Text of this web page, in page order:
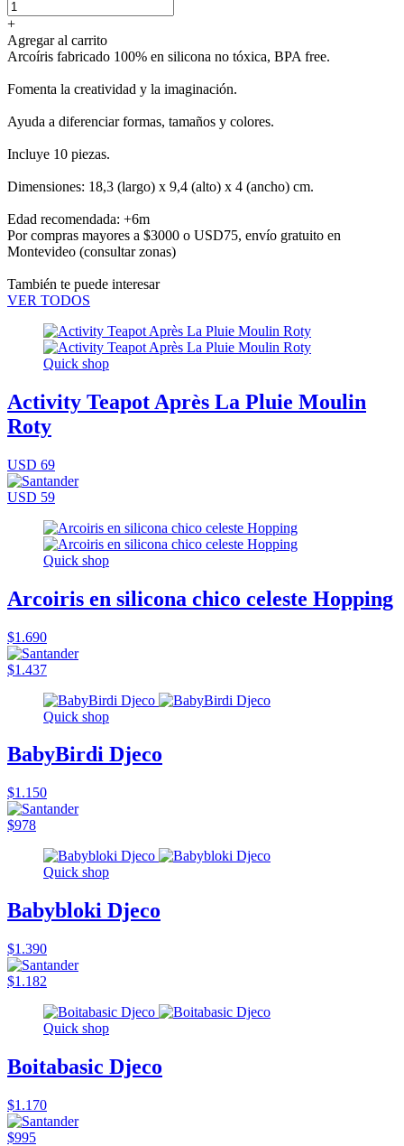
+
Agregar al carrito
Arcoíris fabricado 100% en silicona no tóxica, BPA free.
Fomenta la creatividad y la imaginación.
Ayuda a diferenciar formas, tamaños y colores.
Incluye 10 piezas.
Dimensiones: 18,3 (largo) x 9,4 (alto) x 4 (ancho) cm.
Edad recomendada: +6m
Por compras mayores a $3000 o USD75, envío gratuito en
Montevideo (consultar zonas)
También te puede interesar
VER TODOS
Quick shop
Activity Teapot Après La Pluie Moulin
Roty
USD 69
USD 59
Quick shop
Arcoiris en silicona chico celeste Hopping
$1.690
$1.437
Quick shop
BabyBirdi Djeco
$1.150
$978
Quick shop
Babybloki Djeco
$1.390
$1.182
Quick shop
Boitabasic Djeco
$1.170
$995